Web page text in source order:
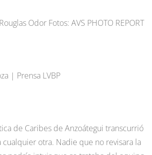
Odor Fotos: AVS PHOTO REPORT
| Prensa LVBP
de Caribes de Anzoátegui transcurrió
cualquier otra. Nadie que no revisara la